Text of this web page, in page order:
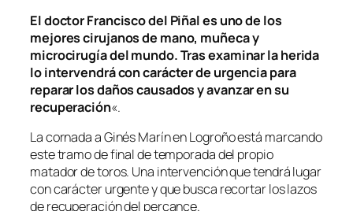
El doctor Francisco del Piñal es uno de los
mejores cirujanos de mano, muñeca y
microcirugía del mundo. Tras examinar la herida
lo intervendrá con carácter de urgencia para
reparar los daños causados y avanzar en su
recuperación«.
La cornada a Ginés Marín en Logroño está marcando
este tramo de final de temporada del propio
matador de toros. Una intervención que tendrá lugar
con carácter urgente y que busca recortar los lazos
de recuperación del percance.